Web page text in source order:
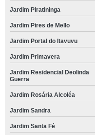
Jardim Piratininga
Jardim Pires de Mello
Jardim Portal do Itavuvu
Jardim Primavera
Jardim Residencial Deolinda
Guerra
Jardim Rosária Alcoléa
Jardim Sandra
Jardim Santa Fé